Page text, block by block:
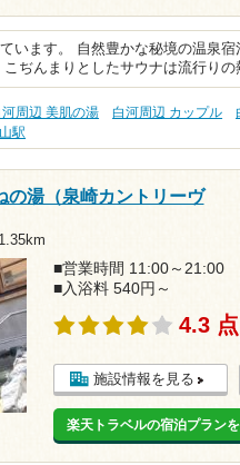
います。 自然豊かな秘境の温泉宿
こぢんまりとしたサウナは流行り
周辺 美肌の湯 白河周辺 カップル
駅
の湯（泉崎カントリーヴ
■営業時間 11:00～21:00
■入浴料 540円～
4.3 点
施設情報を見る
楽天トラベルの宿泊プラン